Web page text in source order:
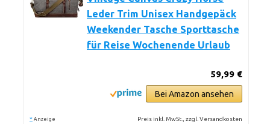
Leder Trim Unisex Handgepäck
Weekender Tasche Sporttasche
für Reise Wochenende Urlaub
59,99 €
Bei Amazon ansehen
* Anzeige Preis inkl. MwSt., zzgl. Versandkosten